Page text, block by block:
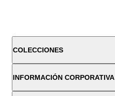
COLECCIONES
INFORMACIÓN CORPORATIVA